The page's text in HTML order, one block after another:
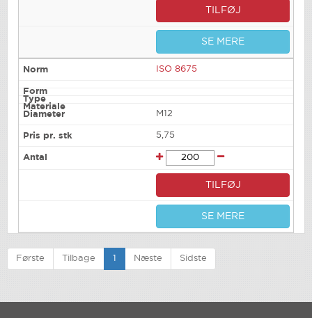
TILFØJ
SE MERE
ISO 8675
M12
5,75
TILFØJ
SE MERE
Første Tilbage 1 Næste Sidste